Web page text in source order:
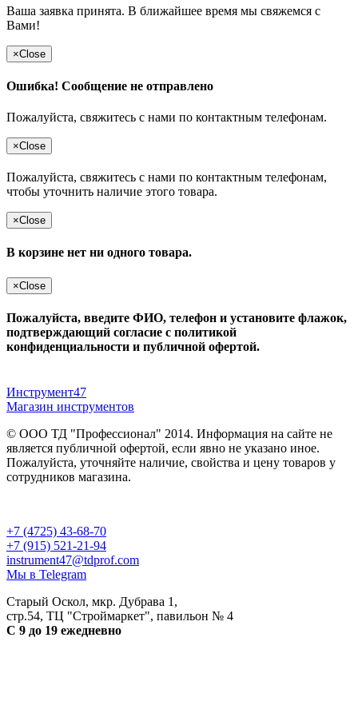
Ваша заявка принята. В ближайшее время мы свяжемся с
Вами!
×Close
Ошибка! Сообщение не отправлено
Пожалуйста, свяжитесь с нами по контактным телефонам.
×Close
Пожалуйста, свяжитесь с нами по контактным телефонам,
чтобы уточнить наличие этого товара.
×Close
В корзине нет ни одного товара.
×Close
Пожалуйста, введите ФИО, телефон и установите флажок,
подтверждающий согласие с политикой
конфиденциальности и публичной офертой.
Инструмент47
Магазин инструментов
© ООО ТД "Профессионал" 2014. Информация на сайте не
является публичной офертой, если явно не указано иное.
Пожалуйста, уточняйте наличие, свойства и цену товаров у
сотрудников магазина.
+7 (4725) 43-68-70
+7 (915) 521-21-94
instrument47@tdprof.com
Мы в Telegram
Старый Оскол, мкр. Дубрава 1,
стр.54, ТЦ "Строймаркет", павильон № 4
С 9 до 19 ежедневно